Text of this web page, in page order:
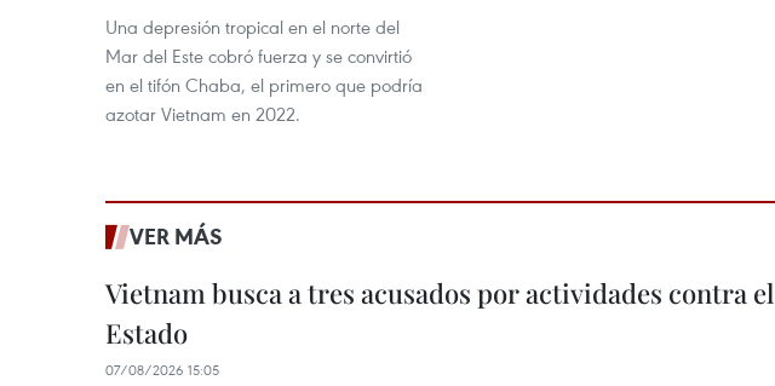
Una depresión tropical en el norte del
Mar del Este cobró fuerza y se convirtió
en el tifón Chaba, el primero que podría
azotar Vietnam en 2022.
VER MÁS
Vietnam busca a tres acusados por actividades contra el
Estado
07/08/2026 15:05